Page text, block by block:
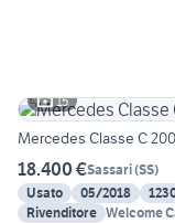
15
Mercedes Classe C
18.400 €Sassari(SS)
Usato
05/2018
Rivenditore Welcome